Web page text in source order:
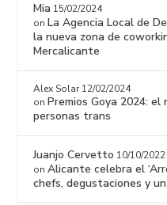
Mia 15/02/2024
onLa Agencia Local de
la nueva zona de
Mercalicante
Alex Solar 12/02/2024
onPremios Goya 2024:
personas trans
Juanjo Cervetto 10/10/2022
onAlicante celebra el
chefs, degustaciones y